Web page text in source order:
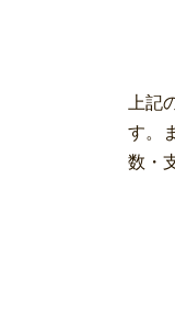
上記
す。
数・